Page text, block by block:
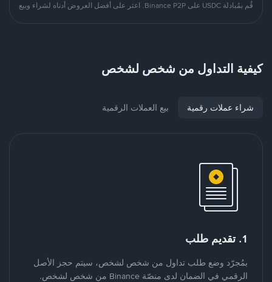
قُم بمُبادلة USDC على Binance P2P. اعثر على أفضل العروض أدناه لشراء وبيع
كيفية التداول من شخص لشخص
شراء عملات رقمية بيع العملات الرقمية
1. تقديم طلب
بمُجرّد وضع طلب تداول من شخص لشخص، سيتم حجز الأصل
الرقمي في الضمان لدى منصّة Binance من شخص لشخص.